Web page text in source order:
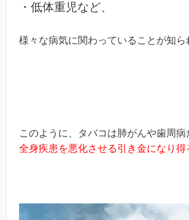
・低体重児など、
様々な病気に関わっていることが知ら
このように、タバコは肺がんや歯周病
全身疾患を悪化させる引き金になり得